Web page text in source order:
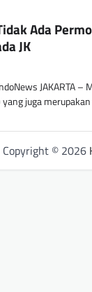
Ada
JK
JAKARTA –
juga
Copyright © 2026